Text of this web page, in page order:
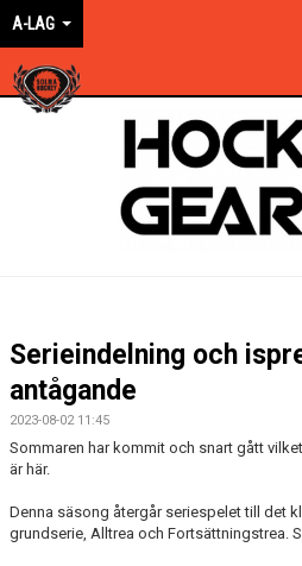
A-LAG
BILDGALLERI
DOKUMENT
KONTAKT
Serieindelning och
antågande
2023-08-02 11:45
Sommaren har kommit och snart gått
är här.
Denna säsong återgår seriespelet till det
grundserie, Alltrea och Fortsättningstrea.